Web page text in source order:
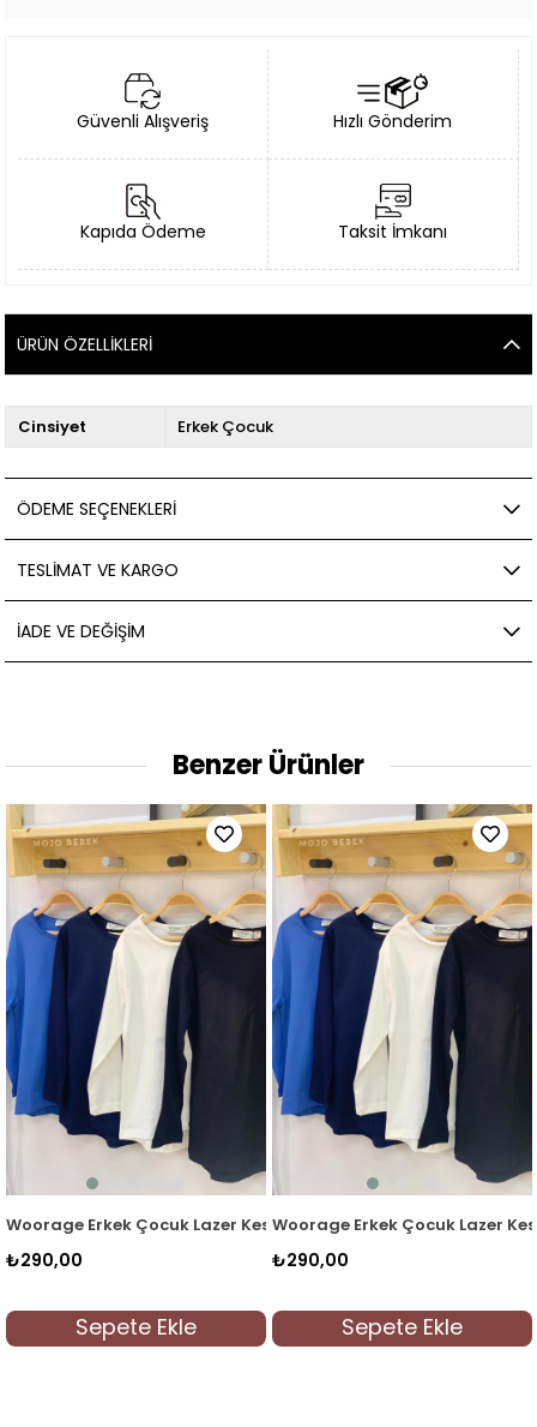
Güvenli Alışveriş Hızlı Gönderim
Kapıda Ödeme Taksit İmkanı
ÜRÜN ÖZELLIKLERI
Cinsiyet Erkek Çocuk
ÖDEME SEÇENEKLERI
TESLIMAT VE KARGO
İADE VE DEĞIŞIM
Benzer Ürünler
Basic T-shirt 0360 Lacivert
Woorage Erkek Çocuk Lazer Kesim Basic T-shirt 0360 Mavi
₺290,00
Sepete Ekle
Woorage Erkek Çocuk Lazer
₺290,00
Sepete Ekle